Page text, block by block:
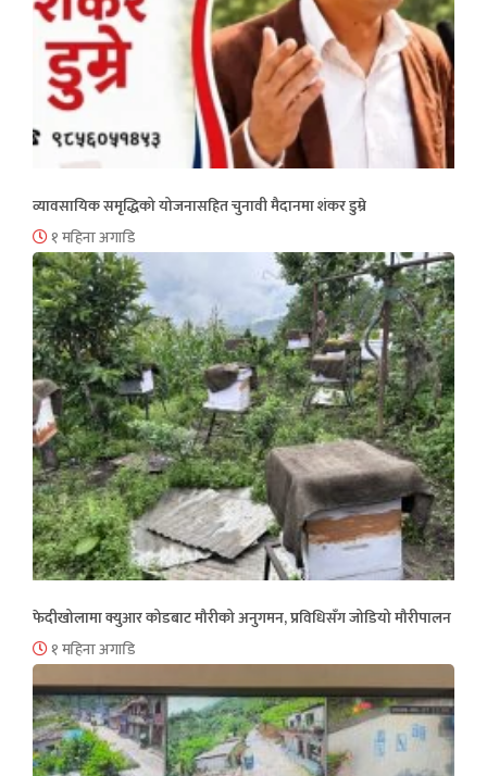
व्यावसायिक समृद्धिको योजनासहित चुनावी मैदानमा शंकर डुम्रे
१ महिना अगाडि
फेदीखोलामा क्युआर कोडबाट मौरीको अनुगमन, प्रविधिसँग जोडियो मौरीपालन
१ महिना अगाडि